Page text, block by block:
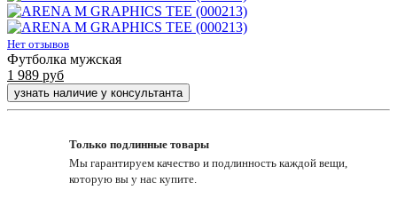
Нет отзывов
Футболка мужская
1 989 руб
узнать наличие у консультанта
Только подлинные товары
Мы гарантируем качество и подлинность каждой вещи,
которую вы у нас купите.